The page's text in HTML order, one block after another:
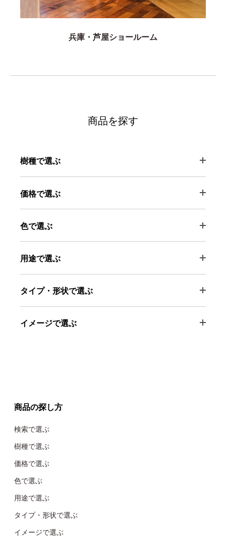
兵庫・芦屋ショールーム
商品を探す
樹種で選ぶ
価格で選ぶ
色で選ぶ
用途で選ぶ
タイプ・形状で選ぶ
イメージで選ぶ
商品の探し方
検索で選ぶ
樹種で選ぶ
価格で選ぶ
色で選ぶ
用途で選ぶ
タイプ・形状で選ぶ
イメージで選ぶ